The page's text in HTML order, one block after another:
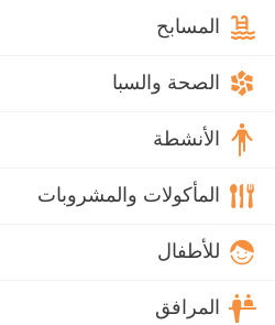
المسابح
الصحة والسبا
الأنشطة
المأكولات والمشروبات
للأطفال
المرافق